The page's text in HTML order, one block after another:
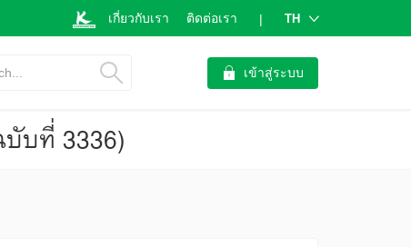
เกี่ยวกับเรา ติดต่อเรา | TH
เข้าสู่ระบบ
บับที่ 3336)